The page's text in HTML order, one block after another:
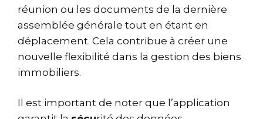
réunion ou les documents de la dernière
assemblée générale tout en étant en
déplacement. Cela contribue à créer une
nouvelle flexibilité dans la gestion des biens
immobiliers.
Il est important de noter que l’application